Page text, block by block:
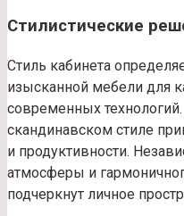
Стилистические
Стиль кабинета
изысканной мебели для
современных
скандинавском стиле
и продуктивности.
атмосферы и
подчеркнут личное